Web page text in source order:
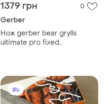
1379 грн 0
Gerber
Нож gerber bear grylls
ultimate pro fixed